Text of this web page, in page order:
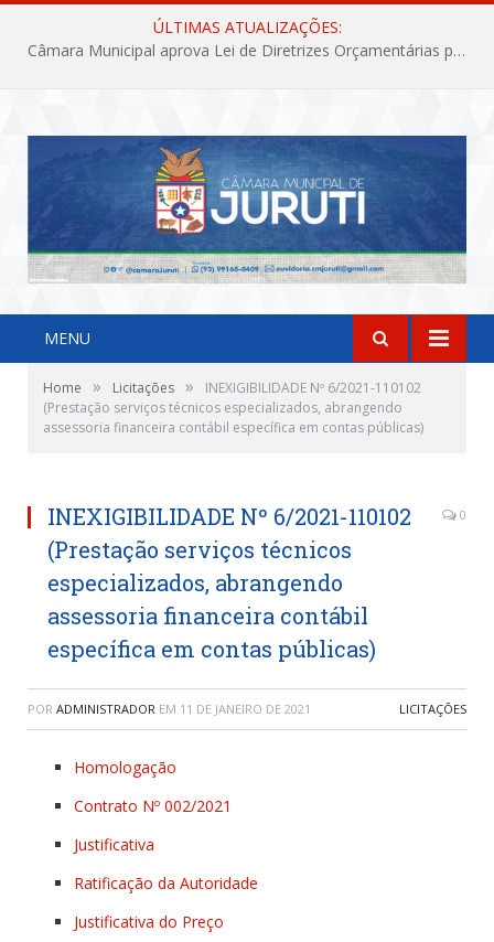
ÚLTIMAS ATUALIZAÇÕES:
Câmara Municipal aprova Lei de Diretrizes Orçamentárias para o exercício financeiro de 2027
MENU
Home » Licitações »
INEXIGIBILIDADE Nº 6/2021-110102
(Prestação serviços técnicos especializados, abrangendo
assessoria financeira contábil específica em contas públicas)
INEXIGIBILIDADE Nº 6/2021-110102
(Prestação serviços técnicos
especializados, abrangendo
assessoria financeira contábil
específica em contas públicas)
0
POR ADMINISTRADOR EM 11 DE JANEIRO DE 2021 LICITAÇÕES
Homologação
Contrato Nº 002/2021
Justificativa
Ratificação da Autoridade
Justificativa do Preço